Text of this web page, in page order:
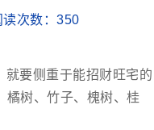
次数：350
要侧重于能招财旺宅的
橘树、竹子、槐树、桂